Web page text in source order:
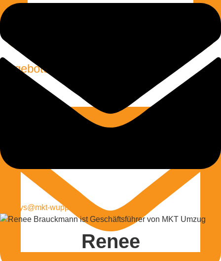
Angebotsanfrage
m.kreys@mkt-wuppertal.de
Renee